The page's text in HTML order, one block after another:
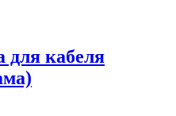
для кабеля